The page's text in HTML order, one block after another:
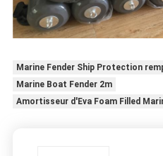
Marine Fender Ship Protection
Marine Boat Fender 2m
Amortisseur d'Eva Foam Filled